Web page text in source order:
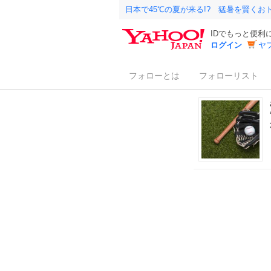
日本で45℃の夏が来る!? 猛暑を賢くお
IDでもっと便利
ログイン
ヤ
フォローとは フォローリスト